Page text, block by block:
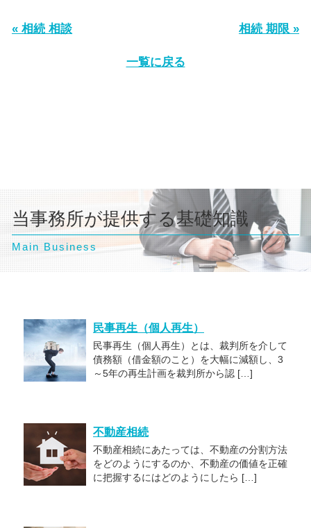
« 相続 相談 相続 期限 »
一覧に戻る
当事務所が提供する基礎知識
Main Business
民事再生（個人再生）
民事再生（個人再生）とは、裁判所を介して
債務額（借金額のこと）を大幅に減額し、3
～5年の再生計画を裁判所から認 […]
不動産相続
不動産相続にあたっては、不動産の分割方法
をどのようにするのか、不動産の価値を正確
に把握するにはどのようにしたら […]